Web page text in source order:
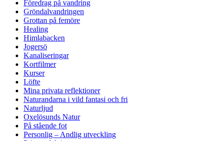
Föredrag på vandring
Gröndalvandringen
Grottan på femöre
Healing
Himlabacken
Jogersö
Kanaliseringar
Kortfilmer
Kurser
Löfte
Mina privata reflektioner
Naturandarna i vild fantasi och fri
Naturljud
Oxelösunds Natur
På stående fot
Personlig – Andlig utveckling